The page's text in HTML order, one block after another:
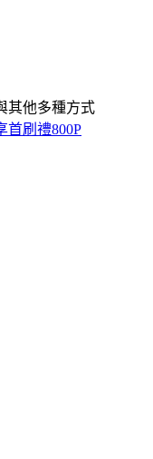
其他多種方式
首刷禮800P